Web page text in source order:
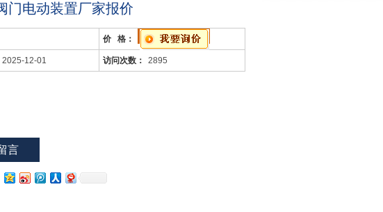
门电动装置厂家报价
价 格：
2025-12-01 访问次数： 2895
言